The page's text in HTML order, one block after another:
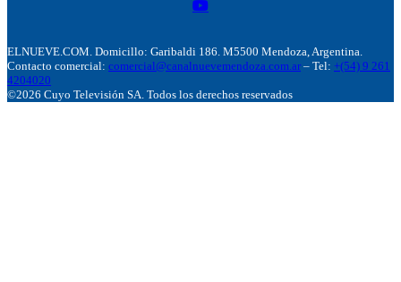
ELNUEVE.COM. Domicillo: Garibaldi 186. M5500 Mendoza, Argentina.
Contacto comercial: comercial@canalnuevemendoza.com.ar – Tel: +(54) 9 261
4204020
©2026 Cuyo Televisión SA. Todos los derechos reservados